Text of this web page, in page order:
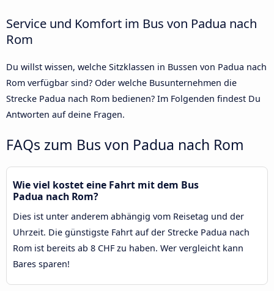
Service und Komfort im Bus von Padua nach
Rom
Du willst wissen, welche Sitzklassen in Bussen von Padua nach
Rom verfügbar sind? Oder welche Busunternehmen die
Strecke Padua nach Rom bedienen? Im Folgenden findest Du
Antworten auf deine Fragen.
FAQs zum Bus von Padua nach Rom
Wie viel kostet eine Fahrt mit dem Bus
Padua nach Rom?
Dies ist unter anderem abhängig vom Reisetag und der
Uhrzeit. Die günstigste Fahrt auf der Strecke Padua nach
Rom ist bereits ab 8 CHF zu haben. Wer vergleicht kann
Bares sparen!